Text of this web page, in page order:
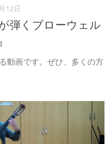
12日
弾くブローウェル
動画です。ぜひ、多くの方